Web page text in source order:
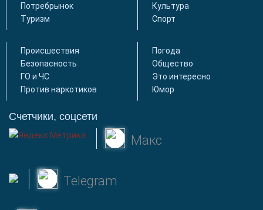
Потребрынок
Туризм
Культура
Спорт
Происшествия
Безопасность
ГО и ЧС
Против наркотиков
Погода
Общество
Это интересно
Юмор
Счетчики, соцсети
Макс
Telegram